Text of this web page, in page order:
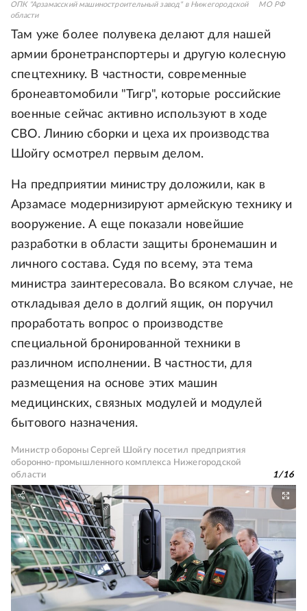
ОПК "Арзамасский машиностроительный завод" в Нижегородской
области
МО РФ
Там уже более полувека делают для нашей
армии бронетранспортеры и другую колесную
спецтехнику. В частности, современные
бронеавтомобили "Тигр", которые российские
военные сейчас активно используют в ходе
СВО. Линию сборки и цеха их производства
Шойгу осмотрел первым делом.
На предприятии министру доложили, как в
Арзамасе модернизируют армейскую технику и
вооружение. А еще показали новейшие
разработки в области защиты бронемашин и
личного состава. Судя по всему, эта тема
министра заинтересовала. Во всяком случае, не
откладывая дело в долгий ящик, он поручил
проработать вопрос о производстве
специальной бронированной техники в
различном исполнении. В частности, для
размещения на основе этих машин
медицинских, связных модулей и модулей
бытового назначения.
Министр обороны Сергей Шойгу посетил предприятия
оборонно-промышленного комплекса Нижегородской
области
1/16